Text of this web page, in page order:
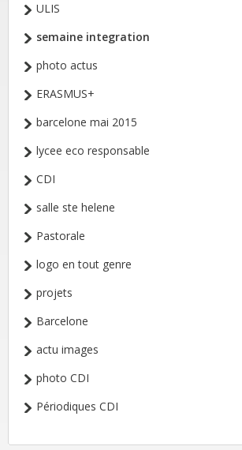
ULIS
semaine integration
photo actus
ERASMUS+
barcelone mai 2015
lycee eco responsable
CDI
salle ste helene
Pastorale
logo en tout genre
projets
Barcelone
actu images
photo CDI
Périodiques CDI